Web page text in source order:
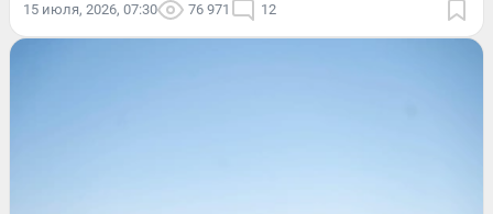
15 июля, 2026, 07:30 76 971 12